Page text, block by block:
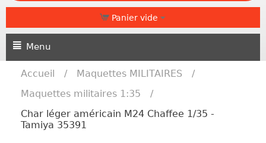
Panier vide
Menu
Accueil / Maquettes MILITAIRES
/
Maquettes militaires 1:35
/
Char léger américain M24 Chaffee 1/35 -
Tamiya 35391